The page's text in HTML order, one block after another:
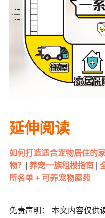
延伸阅读
如何打造适合宠物居住的
物？
养宠一族租楼指南|
所名单 + 可养宠物屋苑
免责声明： 本文内容仅供